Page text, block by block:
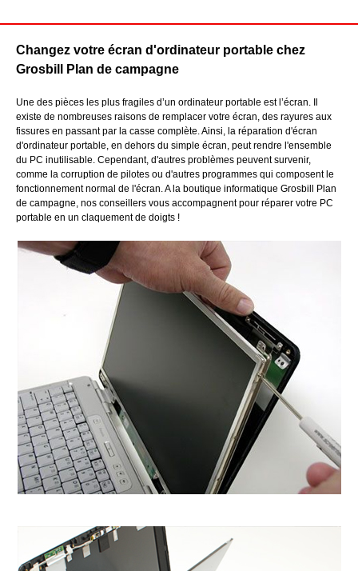
Changez votre écran d'ordinateur portable chez
Grosbill Plan de campagne
Une des pièces les plus fragiles d’un ordinateur portable est l’écran. Il
existe de nombreuses raisons de remplacer votre écran, des rayures aux
fissures en passant par la casse complète. Ainsi, la réparation d'écran
d'ordinateur portable, en dehors du simple écran, peut rendre l'ensemble
du PC inutilisable. Cependant, d'autres problèmes peuvent survenir,
comme la corruption de pilotes ou d'autres programmes qui composent le
fonctionnement normal de l'écran. A la boutique informatique Grosbill Plan
de campagne, nos conseillers vous accompagnent pour réparer votre PC
portable en un claquement de doigts !